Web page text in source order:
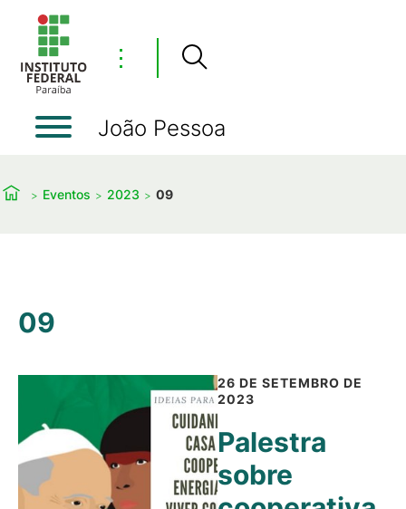
⋮
João Pessoa
Eventos 2023 09
09
26 DE SETEMBRO DE
2023
Palestra
sobre